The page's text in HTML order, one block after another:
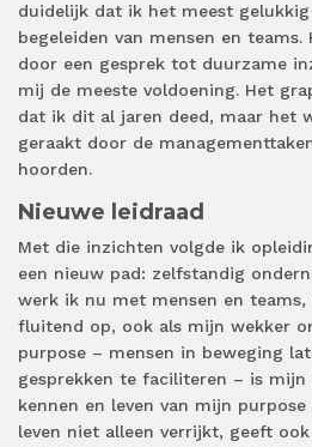
duidelijk dat ik het meest
begeleiden van mensen en
door een gesprek tot duurzame
mij de meeste voldoening. Het
dat ik dit al jaren deed, maar het
geraakt door de
hoorden.
Nieuwe leidraad
Met die inzichten volgde ik
een nieuw pad: zelfstandig
werk ik nu met mensen en
fluitend op, ook als mijn wekker
purpose – mensen in beweging
gesprekken te faciliteren – is mijn
kennen en leven van mijn
leven niet alleen verrijkt, geeft